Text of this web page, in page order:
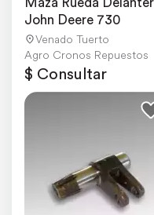
John Deere 730
Venado Tuerto
Agro Cronos Repuestos
$ Consultar